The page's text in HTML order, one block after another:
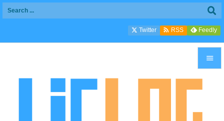

Twitter  RSS Feedly